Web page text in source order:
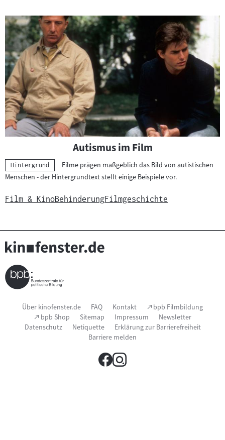
Autismus im Film
Kategorie:
Hintergrund
Filme prägen maßgeblich das Bild von autistischen
Menschen - der Hintergrundtext stellt einige Beispiele vor.
Film & KinoBehinderungFilmgeschichte
Seitenfußnavigation
Über kinofenster.de FAQ Kontakt (Link
öffnet
im
neuen
bpb Filmbildung
(Link
öffnet
im
bpb Shop Sitemap Impressum
Newsletter
Datenschutz
Netiquette
Erklärung zur Barrierefreiheit
Barriere melden